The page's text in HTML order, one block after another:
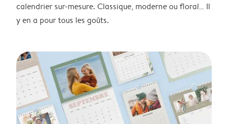
calendrier sur-mesure. Classique, moderne ou floral… Il
y en a pour tous les goûts.